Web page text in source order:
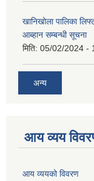
खानिखोला पालिका
आब्हान सम्बन्धी सूचना
मिति: 05/02/2024 -
अन्य
आय व्यय
आय व्ययको विवरण